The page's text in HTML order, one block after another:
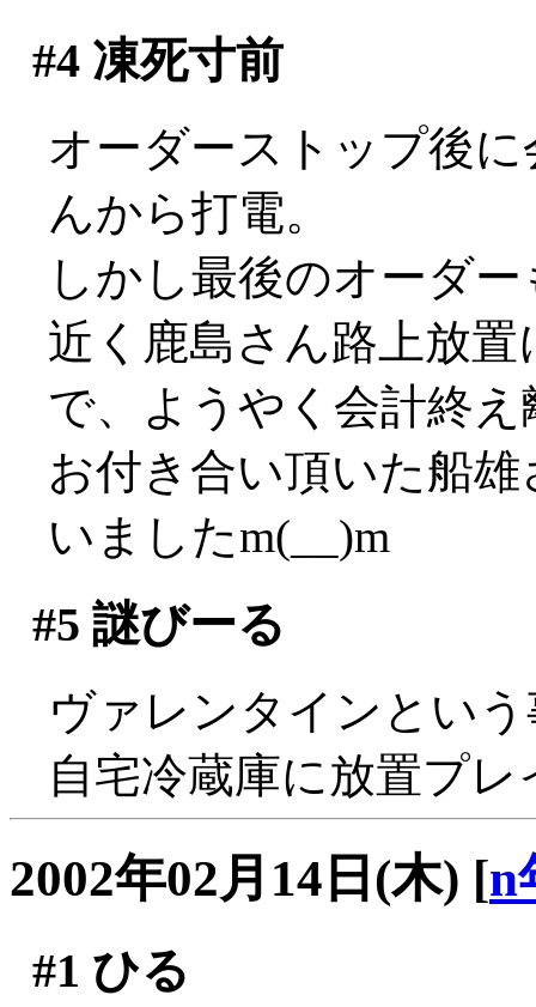
#4凍死寸前
オーダーストップ後
んから打電。
しかし最後のオーダ
近く鹿島さん路上放
で、ようやく会計終え
お付き合い頂いた船
いましたm(__)m
#5 謎びーる
ヴァレンタインとい
自宅冷蔵庫に放置プ
2002年02月14日(木) [n
#1 ひる